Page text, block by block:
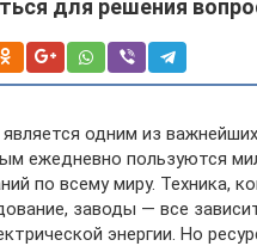
для решения
является одним из
ежедневно пользуются
по всему миру. Техника,
заводы — все
энергии. Но